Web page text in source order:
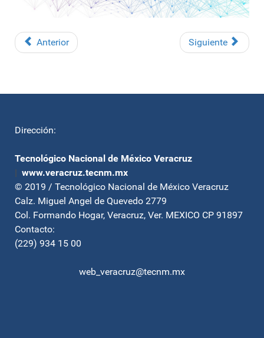
Anterior Siguiente
Dirección:
Tecnológico Nacional de México Veracruz
| www.veracruz.tecnm.mx
© 2019 / Tecnológico Nacional de México Veracruz
Calz. Miguel Angel de Quevedo 2779
Col. Formando Hogar, Veracruz, Ver. MEXICO CP 91897
Contacto:
(229) 934 15 00
web_veracruz@tecnm.mx